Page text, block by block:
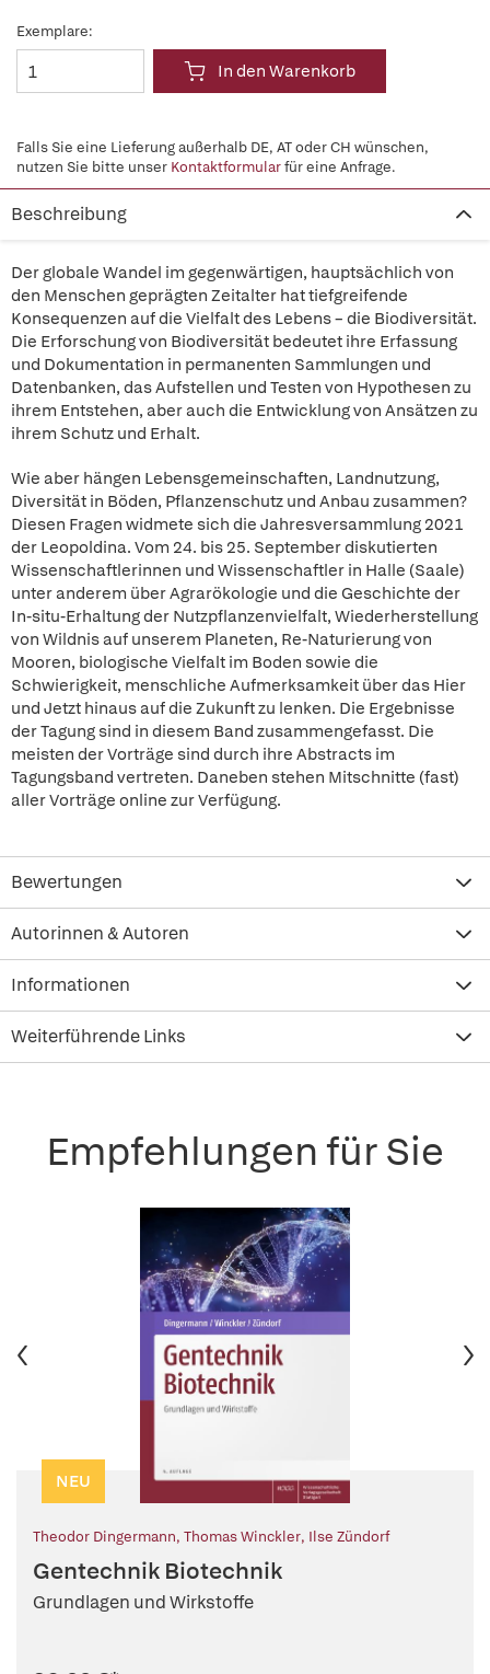
Exemplare:
In den Warenkorb
Falls Sie eine Lieferung außerhalb DE, AT oder CH wünschen,
nutzen Sie bitte unser Kontaktformularfür eine Anfrage.
Beschreibung
Der globale Wandel im gegenwärtigen, hauptsächlich von
den Menschen geprägten Zeitalter hat tiefgreifende
Konsequenzen auf die Vielfalt des Lebens – die Biodiversität.
Die Erforschung von Biodiversität bedeutet ihre Erfassung
und Dokumentation in permanenten Sammlungen und
Datenbanken, das Aufstellen und Testen von Hypothesen zu
ihrem Entstehen, aber auch die Entwicklung von Ansätzen zu
ihrem Schutz und Erhalt.
Wie aber hängen Lebensgemeinschaften, Landnutzung,
Diversität in Böden, Pflanzenschutz und Anbau zusammen?
Diesen Fragen widmete sich die Jahresversammlung 2021
der Leopoldina. Vom 24. bis 25. September diskutierten
Wissenschaftlerinnen und Wissenschaftler in Halle (Saale)
unter anderem über Agrarökologie und die Geschichte der
In-situ-Erhaltung der Nutzpflanzenvielfalt, Wiederherstellung
von Wildnis auf unserem Planeten, Re-Naturierung von
Mooren, biologische Vielfalt im Boden sowie die
Schwierigkeit, menschliche Aufmerksamkeit über das Hier
und Jetzt hinaus auf die Zukunft zu lenken. Die Ergebnisse
der Tagung sind in diesem Band zusammengefasst. Die
meisten der Vorträge sind durch ihre Abstracts im
Tagungsband vertreten. Daneben stehen Mitschnitte (fast)
aller Vorträge online zur Verfügung.
Bewertungen
Autorinnen & Autoren
Informationen
Weiterführende Links
Empfehlungen für Sie
NEU
Theodor Dingermann, Thomas Winckler, Ilse Zündorf
Gentechnik Biotechnik
Grundlagen und Wirkstoffe